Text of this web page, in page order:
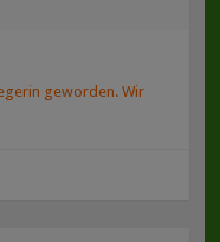
geworden. Wir